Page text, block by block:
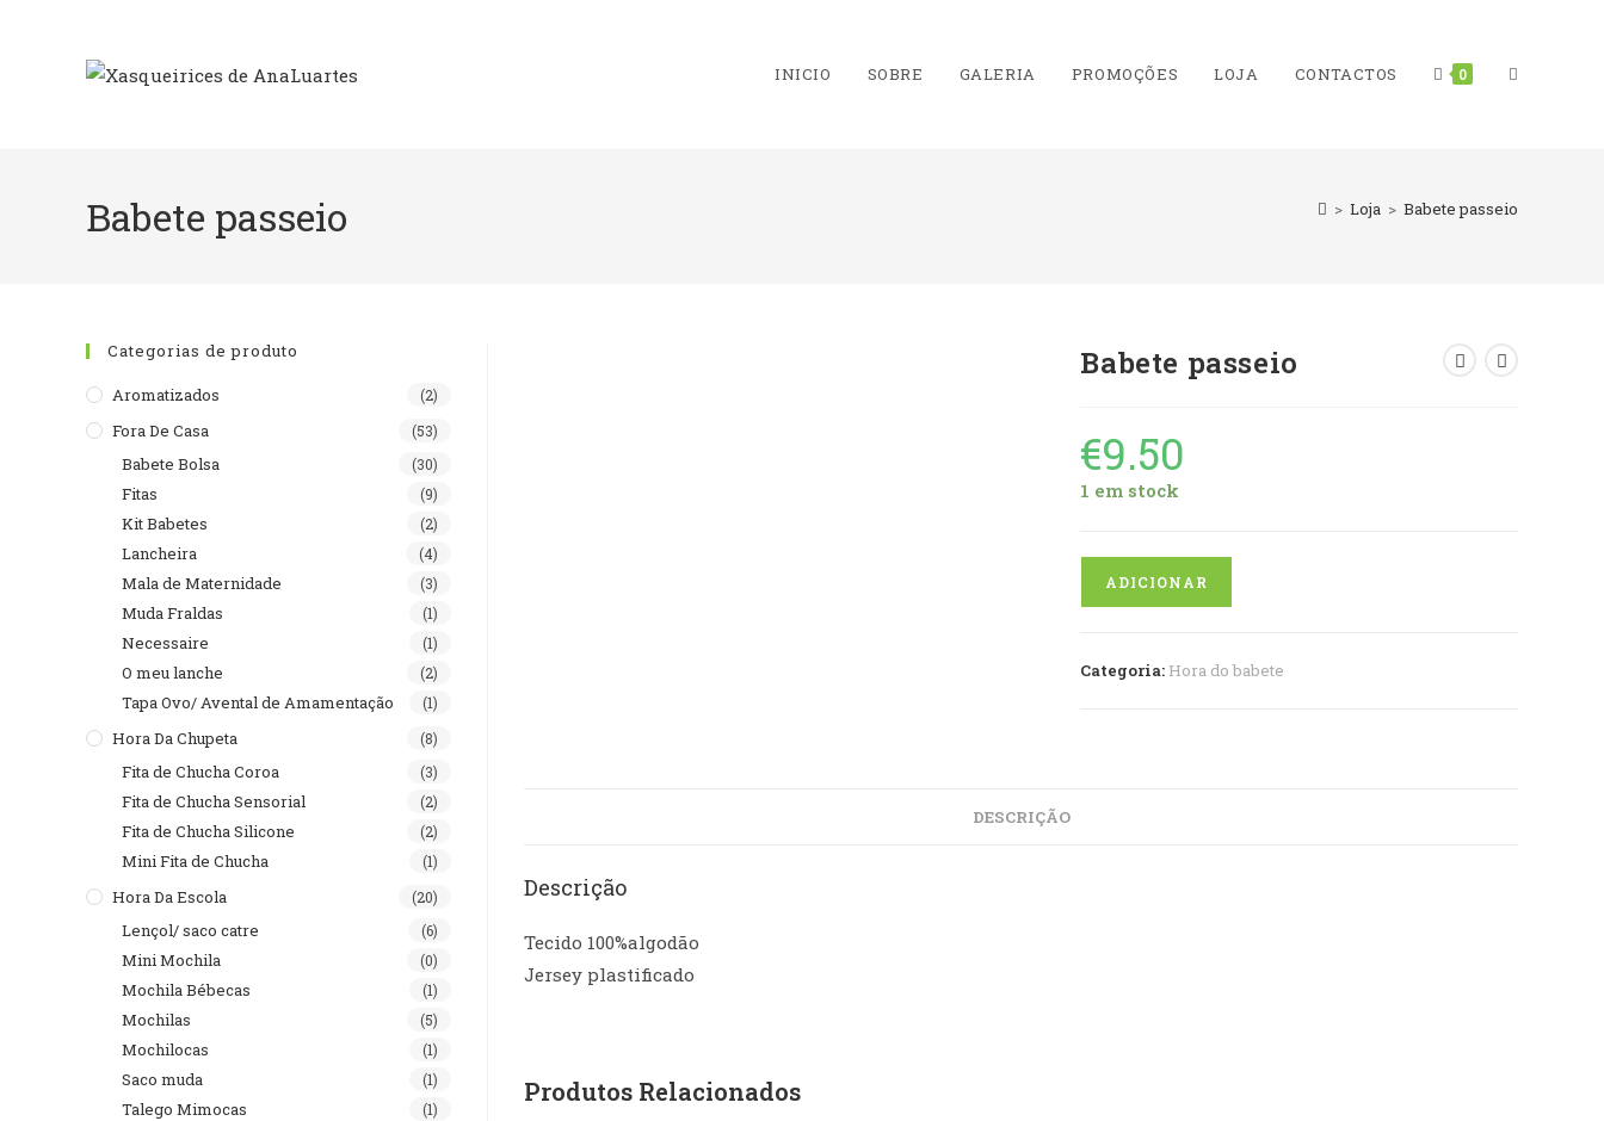
INICIO SOBRE GALERIA PROMOÇÕES LOJA CONTACTOS 0 TOGGLE
Babete passeio > Loja > Babete passeio
Babete passeio
€9.50
1 em stock
ADICIONAR
Categoria: Hora do babete
DESCRIÇÃO
Descrição
Tecido 100%algodão
Jersey plastificado
Produtos Relacionados
Categorias de produto
Aromatizados (2)
Fora De Casa (53)
Babete Bolsa (30)
Fitas (9)
Kit Babetes (2)
Lancheira (4)
Mala de Maternidade (3)
Muda Fraldas (1)
Necessaire (1)
O meu lanche (2)
Tapa Ovo/ Avental de Amamentação (1)
Hora Da Chupeta (8)
Fita de Chucha Coroa (3)
Fita de Chucha Sensorial (2)
Fita de Chucha Silicone (2)
Mini Fita de Chucha (1)
Hora Da Escola (20)
Lençol/ saco catre (6)
Mini Mochila (0)
Mochila Bébecas (1)
Mochilas (5)
Mochilocas (1)
Saco muda (1)
Talego Mimocas (1)